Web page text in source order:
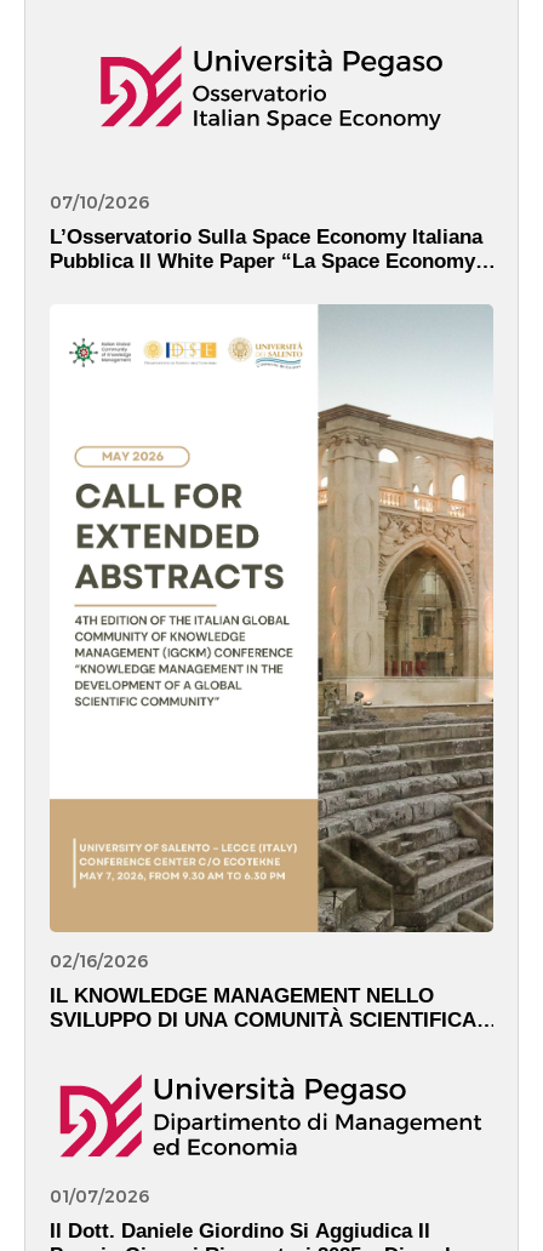
07/10/2026
L’Osservatorio Sulla Space Economy Italiana
Pubblica Il White Paper “La Space Economy
02/16/2026
IL KNOWLEDGE MANAGEMENT NELLO
SVILUPPO DI UNA COMUNITÀ SCIENTIFICA
01/07/2026
Il Dott. Daniele Giordino Si Aggiudica Il